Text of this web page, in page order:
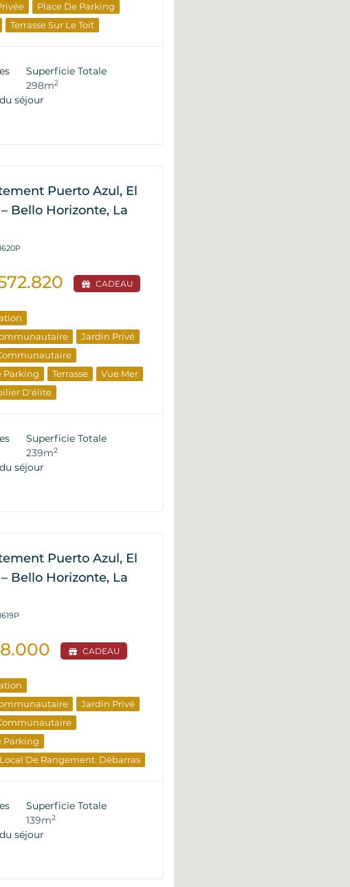
Place De Parking
Terrasse Sur Le Toit
Superficie Totale
298m2
séjour
Puerto Azul, El
Bello Horizonte, La
CADEAU
Jardin Privé
Parking
Terrasse
Vue Mer
D'élite
Superficie Totale
239m2
séjour
Puerto Azul, El
Bello Horizonte, La
CADEAU
Jardin Privé
Parking
De Rangement. Débarras
Bâtiment
Superficie Totale
139m2
séjour